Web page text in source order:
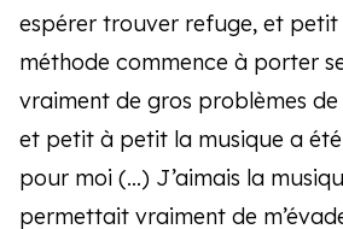
espérer trouver refuge, et
méthode commence à porter
vraiment de gros problèmes
et petit à petit la musique a
pour moi (…) J’aimais la
permettait vraiment de